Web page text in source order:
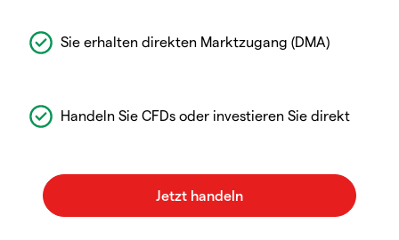
Sie erhalten direkten Marktzugang (DMA)
Handeln Sie CFDs oder investieren Sie direkt